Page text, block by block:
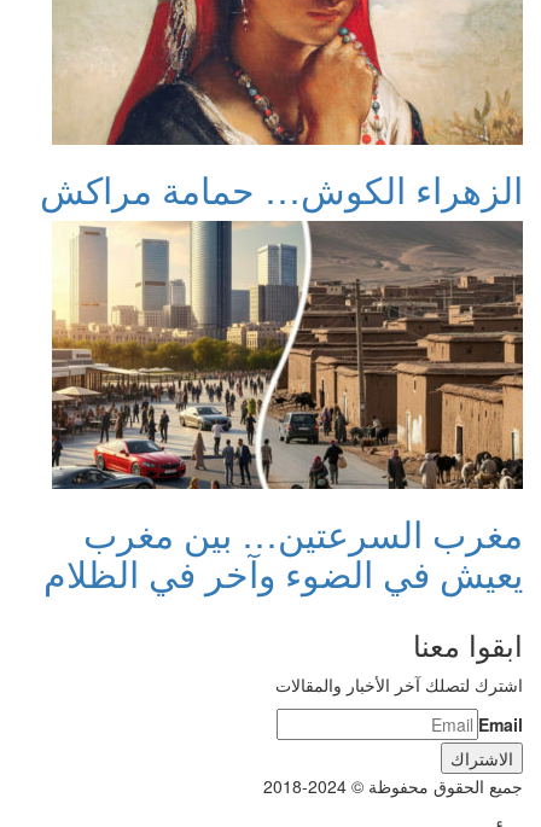
الزهراء الكوش… حمامة مراكش
مغرب السرعتين… بين مغرب
يعيش في الضوء وآخر في الظلام
ابقوا معنا
اشترك لتصلك آخر الأخبار والمقالات
Email
جميع الحقوق محفوظة © 2024-2018